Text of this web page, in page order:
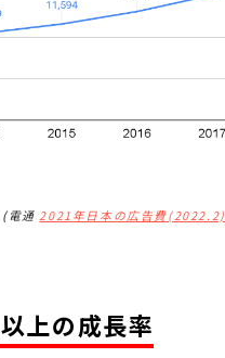
(電通 2021年日本の広告費(2022.2)
上の成長率